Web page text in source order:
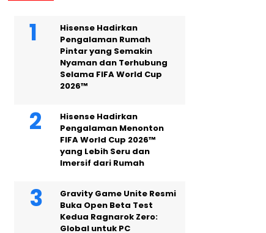
Hisense Hadirkan
Pengalaman Rumah
Pintar yang Semakin
Nyaman dan Terhubung
Selama FIFA World Cup
2026™
Hisense Hadirkan
Pengalaman Menonton
FIFA World Cup 2026™
yang Lebih Seru dan
Imersif dari Rumah
Gravity Game Unite Resmi
Buka Open Beta Test
Kedua Ragnarok Zero:
Global untuk PC